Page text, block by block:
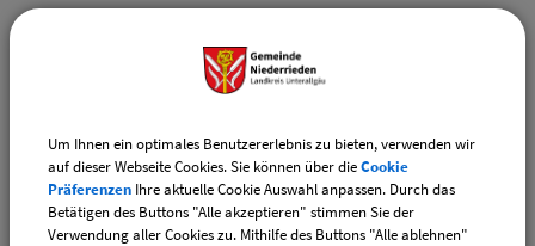
PROGRAMM STRASSBURG NOVEMBER 26.PDF
(235,19 KB)
RÜCKMELDEFORMULAR.PDF
Um Ihnen ein optimales Benutzererlebnis zu bieten, verwenden wir
auf dieser Webseite Cookies. Sie können über dieCookie
Präferenzen Ihre aktuelle Cookie Auswahl anpassen. Durch das
Betätigen des Buttons "Alle akzeptieren" stimmen Sie der
Verwendung aller Cookies zu. Mithilfe des Buttons "Alle ablehnen"